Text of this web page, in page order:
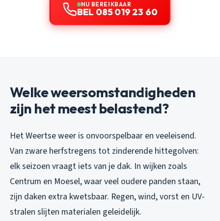
NU BEREIKBAAR
BEL 085 019 23 60
Welke weersomstandigheden
zijn het meest belastend?
Het Weertse weer is onvoorspelbaar en veeleisend.
Van zware herfstregens tot zinderende hittegolven:
elk seizoen vraagt iets van je dak. In wijken zoals
Centrum en Moesel, waar veel oudere panden staan,
zijn daken extra kwetsbaar. Regen, wind, vorst en UV-
stralen slijten materialen geleidelijk.